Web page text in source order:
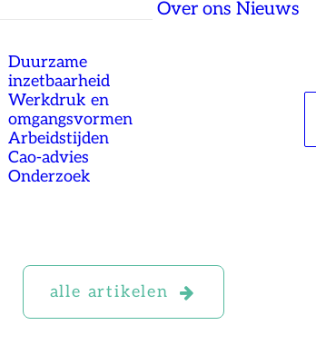
Duurzame
inzetbaarheid
Werkdruk en
omgangsvormen
Arbeidstijden
Cao-advies
Onderzoek
Over ons Nieuws
alle artikelen